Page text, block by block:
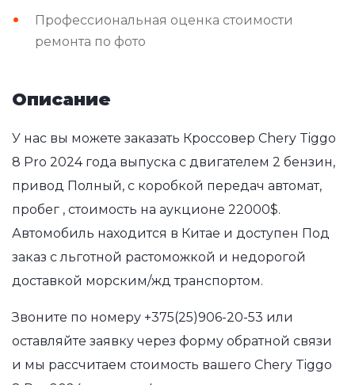
Профессиональная оценка стоимости
ремонта по фото
Описание
У нас вы можете заказать Кроссовер Chery Tiggo
8 Pro 2024 года выпуска с двигателем 2 бензин,
привод Полный, с коробкой передач автомат,
пробег , стоимость на аукционе 22000$.
Автомобиль находится в Китае и доступен Под
заказ с льготной растоможкой и недорогой
доставкой морским/жд транспортом.
Звоните по номеру +375(25)906-20-53 или
оставляйте заявку через форму обратной связи
и мы рассчитаем стоимость вашего Chery Tiggo